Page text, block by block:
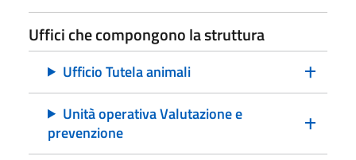
Uffici che compongono la struttura
Ufficio Tutela animali
Unità operativa Valutazione e
prevenzione